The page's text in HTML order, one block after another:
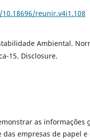
reunir.v4i1.108
Ambiental.
15. Disclosure.
as informações
empresas de papel